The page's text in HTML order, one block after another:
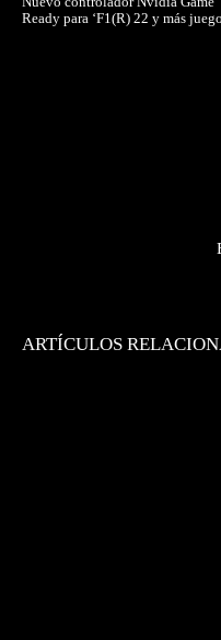
Ready para ‘F1(R) 22 y más
ARTÍCULOS